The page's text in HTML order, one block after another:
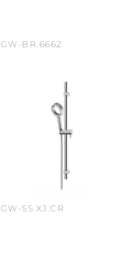
GW-BR.6662
GW-SS.XJ.CR